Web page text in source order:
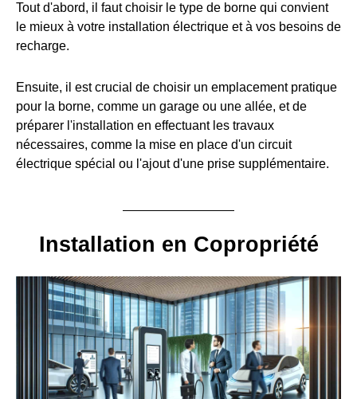
Tout d'abord, il faut choisir le type de borne qui convient
le mieux à votre installation électrique et à vos besoins de
recharge.
Ensuite, il est crucial de choisir un emplacement pratique
pour la borne, comme un garage ou une allée, et de
préparer l'installation en effectuant les travaux
nécessaires, comme la mise en place d'un circuit
électrique spécial ou l'ajout d'une prise supplémentaire.
Installation en Copropriété